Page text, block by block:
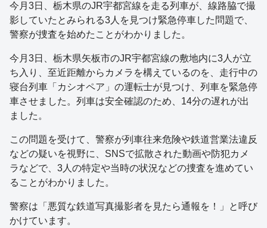
今月3日、栃木県のJR宇都宮線を走る列車が、線路脇で撮
影していたとみられる3人を見つけ緊急停車した問題で、
警察が捜査を始めたことがわかりました。
今月3日、栃木県矢板市のJR宇都宮線の敷地内に3人が立
ち入り、至近距離からカメラを構えているのを、走行中の
寝台列車「カシオペア」の運転士が見つけ、列車を緊急停
車させました。列車は安全確認のため、14分の遅れが出
ました。
この問題を受けて、警察が列車往来危険や鉄道営業法違反
などの疑いを視野に、SNSで拡散された動画や防犯カメ
ラなどで、3人の特定や当時の状況などの捜査を進めてい
ることがわかりました。
警察は「悪質な鉄道写真撮影者を見たら通報を！」と呼び
かけています。